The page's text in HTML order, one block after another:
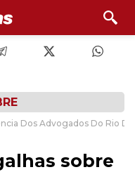
Dos Advogados Do Rio
sobre